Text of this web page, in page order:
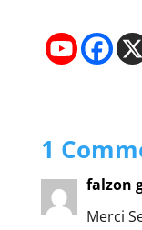
1
falzon
Merci